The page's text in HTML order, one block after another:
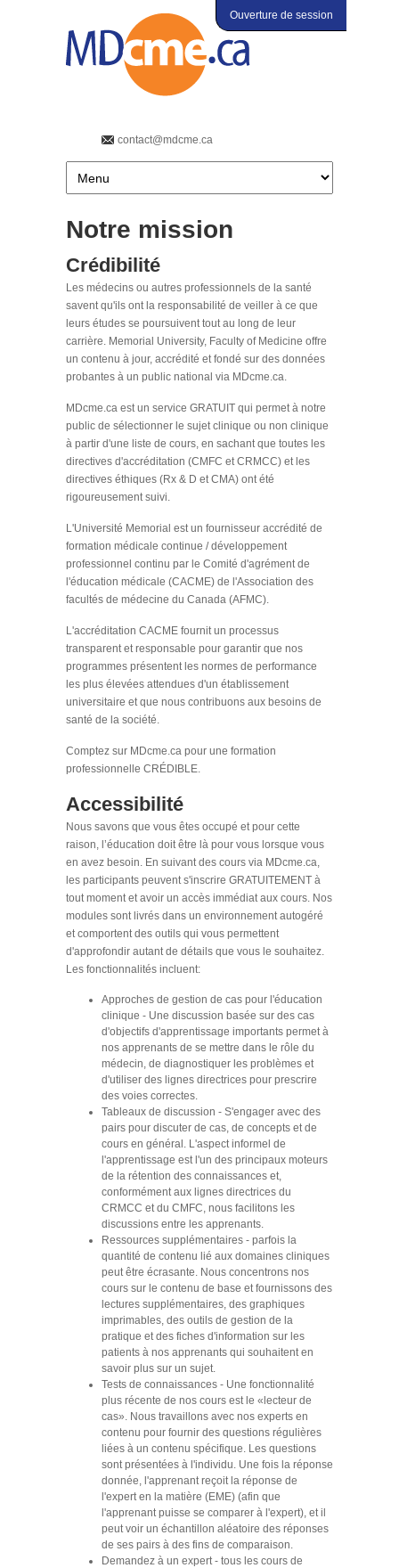
contact@mdcme.ca
Ouverture de session
Notre mission
Crédibilité
Les médecins ou autres professionnels de la santé
savent qu'ils ont la responsabilité de veiller à ce que
leurs études se poursuivent tout au long de leur
carrière. Memorial University, Faculty of Medicine offre
un contenu à jour, accrédité et fondé sur des données
probantes à un public national via MDcme.ca.
MDcme.ca est un service GRATUIT qui permet à notre
public de sélectionner le sujet clinique ou non clinique
à partir d'une liste de cours, en sachant que toutes les
directives d'accréditation (CMFC et CRMCC) et les
directives éthiques (Rx & D et CMA) ont été
rigoureusement suivi.
L'Université Memorial est un fournisseur accrédité de
formation médicale continue / développement
professionnel continu par le Comité d'agrément de
l'éducation médicale (CACME) de l'Association des
facultés de médecine du Canada (AFMC).
L'accréditation CACME fournit un processus
transparent et responsable pour garantir que nos
programmes présentent les normes de performance
les plus élevées attendues d'un établissement
universitaire et que nous contribuons aux besoins de
santé de la société.
Comptez sur MDcme.ca pour une formation
professionnelle CRÉDIBLE.
Accessibilité
Nous savons que vous êtes occupé et pour cette
raison, l’éducation doit être là pour vous lorsque vous
en avez besoin. En suivant des cours via MDcme.ca,
les participants peuvent s'inscrire GRATUITEMENT à
tout moment et avoir un accès immédiat aux cours. Nos
modules sont livrés dans un environnement autogéré
et comportent des outils qui vous permettent
d'approfondir autant de détails que vous le souhaitez.
Les fonctionnalités incluent:
Approches de gestion de cas pour l'éducation
clinique - Une discussion basée sur des cas
d'objectifs d'apprentissage importants permet à
nos apprenants de se mettre dans le rôle du
médecin, de diagnostiquer les problèmes et
d'utiliser des lignes directrices pour prescrire
des voies correctes.
Tableaux de discussion - S'engager avec des
pairs pour discuter de cas, de concepts et de
cours en général. L'aspect informel de
l'apprentissage est l'un des principaux moteurs
de la rétention des connaissances et,
conformément aux lignes directrices du
CRMCC et du CMFC, nous facilitons les
discussions entre les apprenants.
Ressources supplémentaires - parfois la
quantité de contenu lié aux domaines cliniques
peut être écrasante. Nous concentrons nos
cours sur le contenu de base et fournissons des
lectures supplémentaires, des graphiques
imprimables, des outils de gestion de la
pratique et des fiches d'information sur les
patients à nos apprenants qui souhaitent en
savoir plus sur un sujet.
Tests de connaissances - Une fonctionnalité
plus récente de nos cours est le «lecteur de
cas». Nous travaillons avec nos experts en
contenu pour fournir des questions régulières
liées à un contenu spécifique. Les questions
sont présentées à l'individu. Une fois la réponse
donnée, l'apprenant reçoit la réponse de
l'expert en la matière (EME) (afin que
l'apprenant puisse se comparer à l'expert), et il
peut voir un échantillon aléatoire des réponses
de ses pairs à des fins de comparaison.
Demandez à un expert - tous les cours de